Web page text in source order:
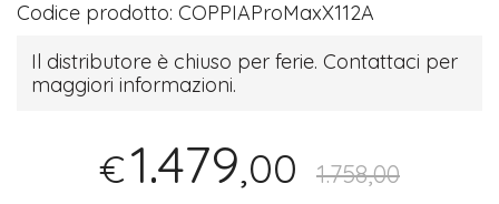
Codice prodotto:COPPIAProMaxX112A
Il distributore è chiuso per ferie. Contattaci per
maggiori informazioni.
€1.479,00 1.758,00